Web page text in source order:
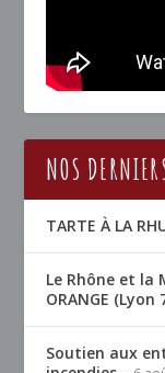
NOS
TARTE À LA
Le Rhône et la
ORANGE (Lyon
Soutien aux